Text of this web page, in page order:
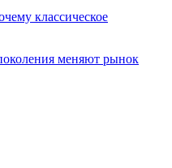
классическое
меняют рынок